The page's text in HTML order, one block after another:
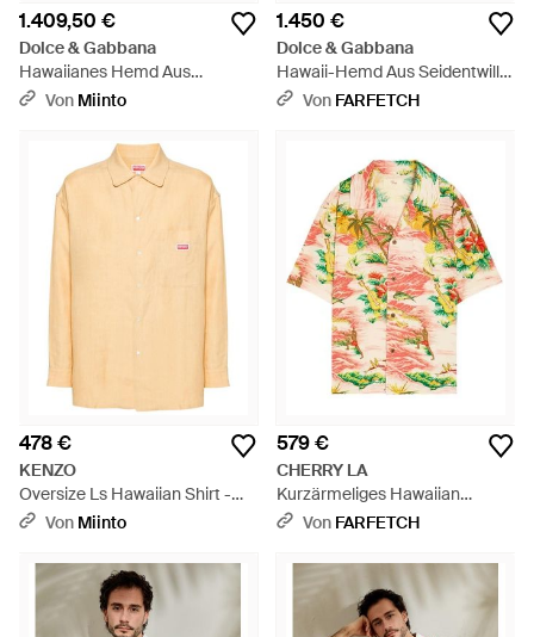
1.409,50 €
Dolce & Gabbana
Hawaiianes Hemd Aus
Seidencrêpe - Schwarz
Von Miinto
1.450 €
Dolce & Gabbana
Hawaii-Hemd Aus Seidentwill
Mit Marina-Print - Schwarz
Von FARFETCH
478 €
KENZO
Oversize Ls Hawaiian Shirt -
Natur
Von Miinto
579 €
CHERRY LA
Kurzärmeliges Hawaiian
Vacation Hemd - Grau
Von FARFETCH